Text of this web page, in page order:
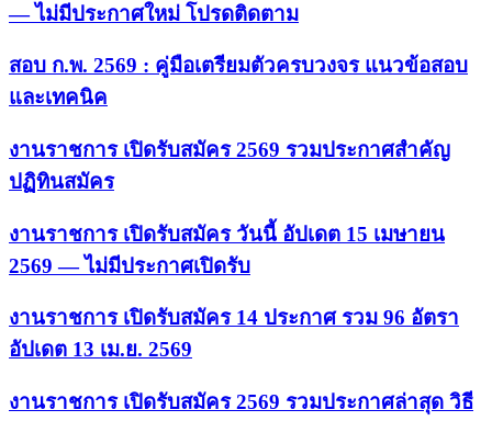
— ไม่มีประกาศใหม่ โปรดติดตาม
สอบ ก.พ. 2569 : คู่มือเตรียมตัวครบวงจร แนวข้อสอบ
และเทคนิค
งานราชการ เปิดรับสมัคร 2569 รวมประกาศสำคัญ
ปฏิทินสมัคร
งานราชการ เปิดรับสมัคร วันนี้ อัปเดต 15 เมษายน
2569 — ไม่มีประกาศเปิดรับ
งานราชการ เปิดรับสมัคร 14 ประกาศ รวม 96 อัตรา
อัปเดต 13 เม.ย. 2569
งานราชการ เปิดรับสมัคร 2569 รวมประกาศล่าสุด วิธี